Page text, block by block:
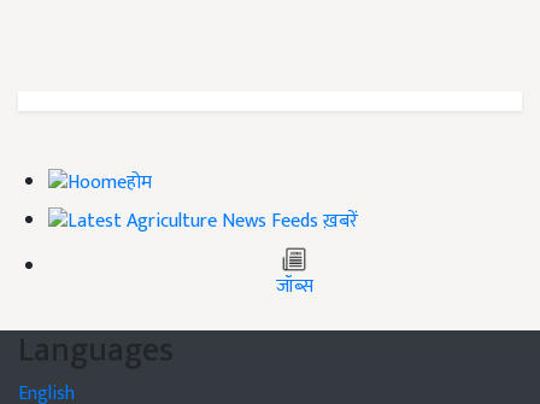
होम
ख़बरें
जॉब्स
Languages
English